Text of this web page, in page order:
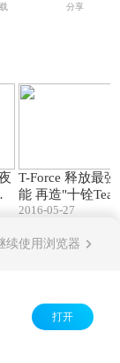
分享
T-Force 释放最
能 再造"十铨
p"品牌新典范
2016-05-27
续使用浏览器
打开